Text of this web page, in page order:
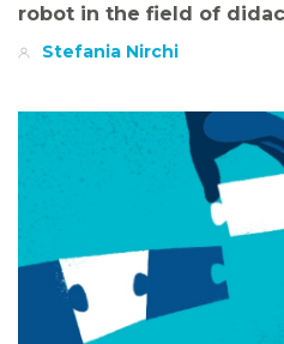
robot in the field of
Stefania Nirchi